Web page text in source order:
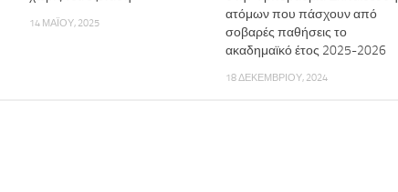
14 ΜΑΪ́ΟΥ, 2025
ατόμων που πάσχουν από
σοβαρές παθήσεις το
ακαδημαϊκό έτος 2025-2026
18 ΔΕΚΕΜΒΡΊΟΥ, 2024